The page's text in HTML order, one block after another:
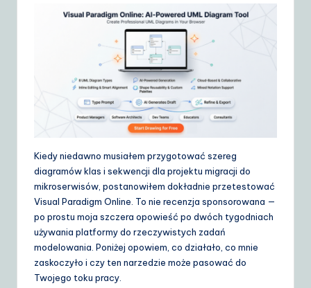
&
o
ft
w
Kiedy niedawno musiałem przygotować szereg
diagramów klas i sekwencji dla projektu migracji do
mikroserwisów, postanowiłem dokładnie przetestować
Visual Paradigm Online. To nie recenzja sponsorowana —
po prostu moja szczera opowieść po dwóch tygodniach
używania platformy do rzeczywistych zadań
modelowania. Poniżej opowiem, co działało, co mnie
zaskoczyło i czy ten narzedzie może pasować do
Twojego toku pracy.